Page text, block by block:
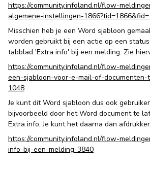
https://community.infoland.nl/flow-
algemene-instellingen-
Misschien heb je een Word sjabloon
worden gebruikt bij een actie op een
tabblad 'Extra info' bij een melding. Zie
https://community.infoland.nl/flow-
een-sjabloon-voor-e-mail-of-
1048
Je kunt dit Word sjabloon dus ook
bijvoorbeeld door het Word document te
Extra info, Je kunt het daarna dan
https://community.infoland.nl/flow-
info-bij-een-melding-3840